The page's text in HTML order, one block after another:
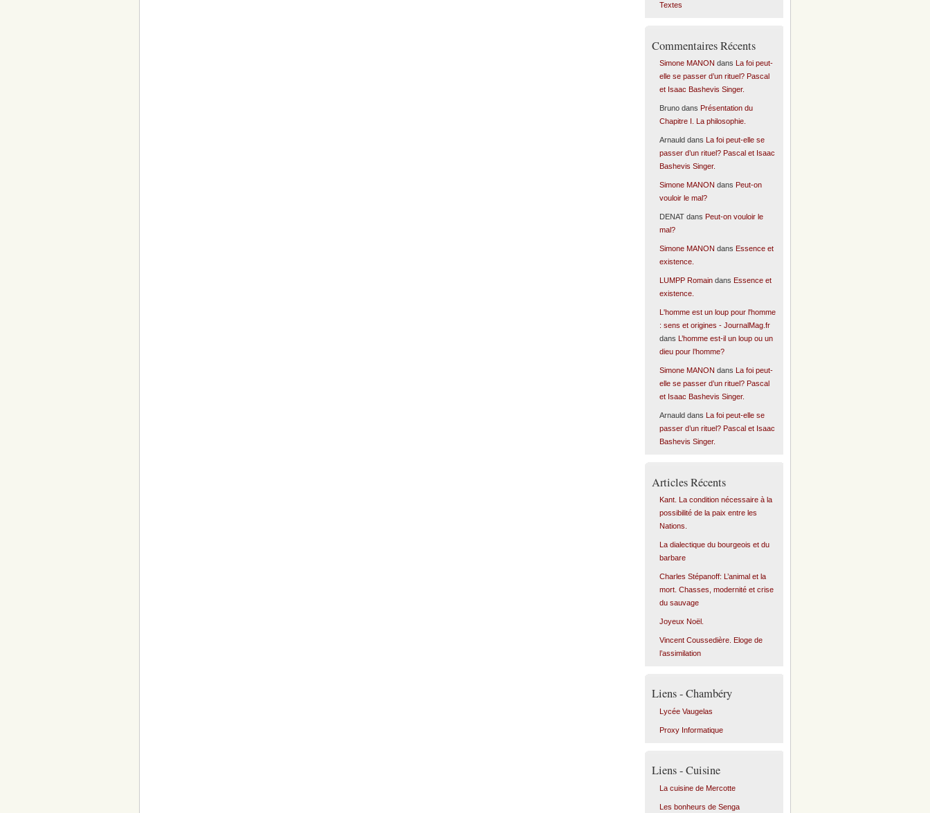
Textes
Commentaires Récents
Simone MANON dans
La foi peut-
elle se passer d’un rituel? Pascal
et Isaac Bashevis Singer.
Brunodans Présentation du
Chapitre I. La philosophie.
Arnauld dans
La foi peut-elle se
passer d’un rituel? Pascal et Isaac
Bashevis Singer.
Simone MANON dans Peut-on
vouloir le mal?
DENATdans Peut-on vouloir le
mal?
Simone MANON dans Essence et
existence.
LUMPP Romaindans Essence et
existence.
L'homme est un loup pour l'homme
: sens et origines - JournalMag.fr
dans
L’homme est-il un loup ou un
dieu pour l’homme?
Simone MANON dans
La foi peut-
elle se passer d’un rituel? Pascal
et Isaac Bashevis Singer.
Arnauld dans
La foi peut-elle se
passer d’un rituel? Pascal et Isaac
Bashevis Singer.
Articles Récents
Kant. La condition nécessaire à la
possibilité de la paix entre les
Nations.
La dialectique du bourgeois et du
barbare
Charles Stépanoff: L’animal et la
mort. Chasses, modernité et crise
du sauvage
Joyeux Noël.
Vincent Coussedière. Eloge de
l’assimilation
Liens - Chambéry
Lycée Vaugelas
Proxy Informatique
Liens - Cuisine
La cuisine de Mercotte
Les bonheurs de Senga